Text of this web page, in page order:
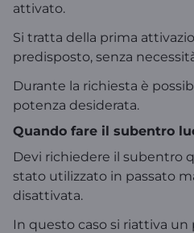
attivato.
Si tratta della prima
predisposto, senza
Durante la richiesta è
potenza desiderata.
Quando fare il subentro
Devi richiedere il subentro
stato utilizzato in passato
disattivata.
In questo caso si riattiva